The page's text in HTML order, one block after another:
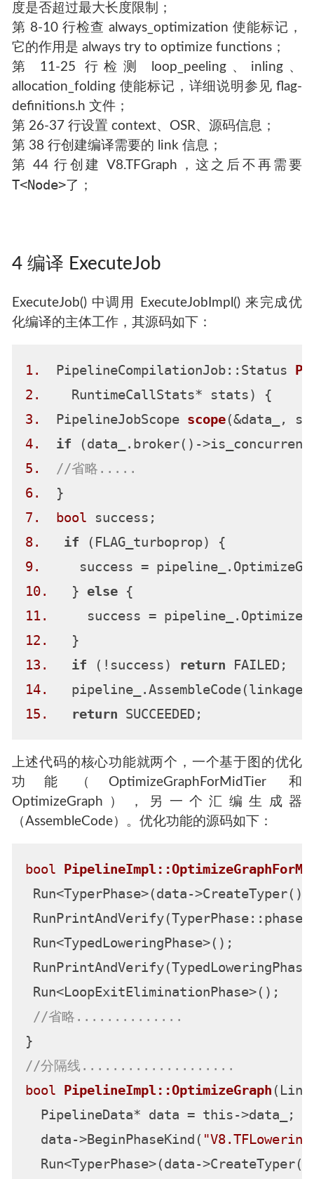
度是否超过最大长度限制；
第 8-10 行检查 always_optimization 使能标记，
它的作用是 always try to optimize functions；
第 11-25 行检测 loop_peeling、inling、
allocation_folding 使能标记，详细说明参见 flag-
definitions.h 文件；
第 26-37 行设置 context、OSR、源码信息；
第 38 行创建编译需要的 link 信息；
第 44 行创建 V8.TFGraph，这之后不再需要
T<Node>了；
4 编译 ExecuteJob
ExecuteJob() 中调用 ExecuteJobImpl() 来完成优
化编译的主体工作，其源码如下：
1.
  PipelineCompilationJob::Status
2.
    RuntimeCallStats* stats)
3.
  PipelineJobScope
scope(&data_,
4.
if
5.
//省略.....
6.
7.
bool
8.
if
9.
10.
   }
else
11.
12.
13.
if (!success) return
14.
15.
return
上述代码的核心功能就两个，一个基于图的优化
功能（OptimizeGraphForMidTier 和
OptimizeGraph），另一个汇编生成器
（AssembleCode）。优化功能的源码如下：
bool
Run<TyperPhase>(data-
Run<TypedLoweringPhase>();
Run<LoopExitEliminationPhase>();
//省略..............
//分隔线....................
bool PipelineImpl::OptimizeGraph
  PipelineData* data = this->data_;
  data->BeginPhaseKind(
Run<TyperPhase>(data-